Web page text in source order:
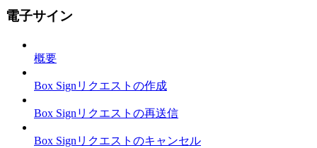
電子サイン
概要
Box Signリクエストの作成
Box Signリクエストの再送信
Box Signリクエストのキャンセル